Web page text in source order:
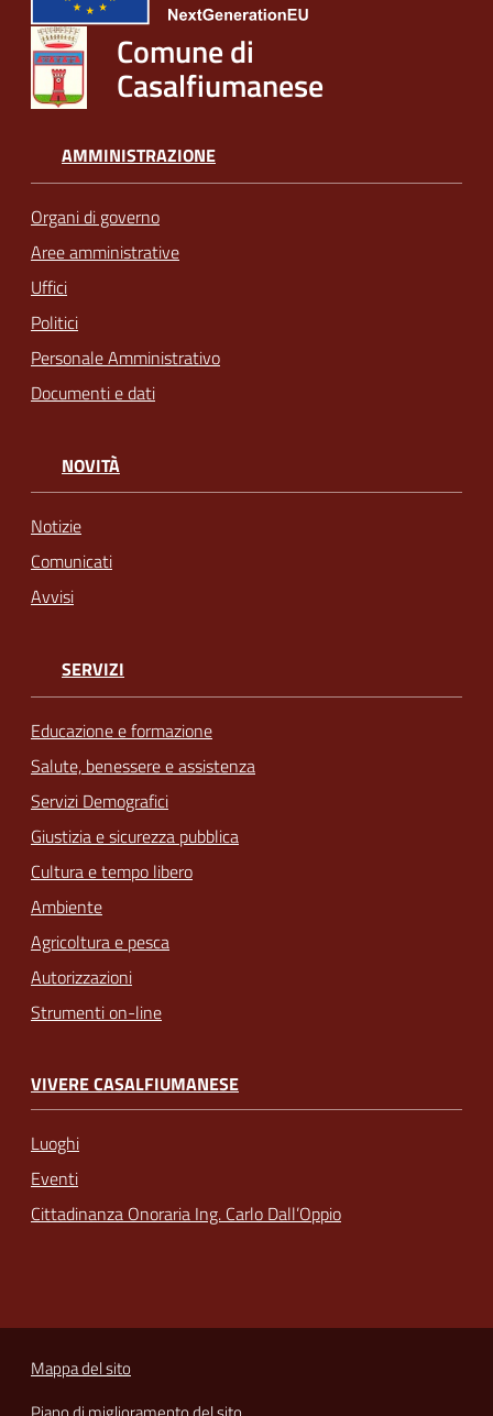
Comune di
Casalfiumanese
AMMINISTRAZIONE
Organi di governo
Aree amministrative
Uffici
Politici
Personale Amministrativo
Documenti e dati
NOVITÀ
Notizie
Comunicati
Avvisi
SERVIZI
Educazione e formazione
Salute, benessere e assistenza
Servizi Demografici
Giustizia e sicurezza pubblica
Cultura e tempo libero
Ambiente
Agricoltura e pesca
Autorizzazioni
Strumenti on-line
VIVERE CASALFIUMANESE
Luoghi
Eventi
Cittadinanza Onoraria Ing. Carlo Dall’Oppio
Mappa del sito